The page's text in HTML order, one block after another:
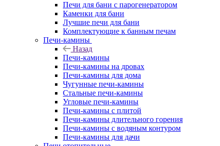
Печи для бани с парогенератором
Каменки для бани
Лучшие печи для бани
Комплектующие к банным печам
Печи-камины
Назад
Печи-камины
Печи-камины на дровах
Печи-камины для дома
Чугунные печи-камины
Стальные печи-камины
Угловые печи-камины
Печи-камины с плитой
Печи-камины длительного горения
Печи-камины с водяным контуром
Печи-камины для дачи